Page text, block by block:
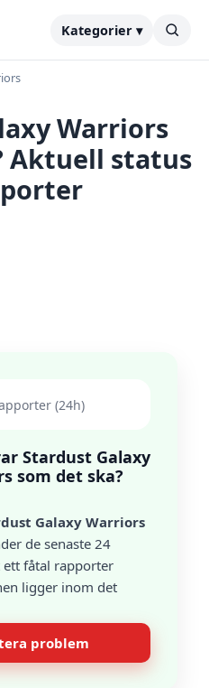
Kategorier ▾
Warriors
status
(24h)
Stardust Galaxy
som det ska?
Galaxy Warriors
de senaste 24
fåtal rapporter
ligger inom det
problem